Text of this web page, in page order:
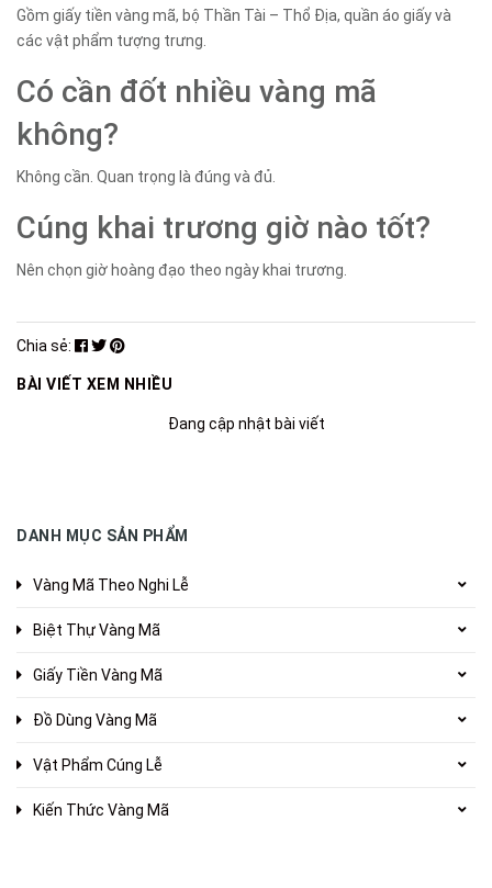
Gồm giấy tiền vàng mã, bộ Thần Tài – Thổ Địa, quần áo giấy và
các vật phẩm tượng trưng.
Có cần đốt nhiều vàng mã
không?
Không cần. Quan trọng là đúng và đủ.
Cúng khai trương giờ nào tốt?
Nên chọn giờ hoàng đạo theo ngày khai trương.
Chia sẻ:
BÀI VIẾT XEM NHIỀU
Đang cập nhật bài viết
DANH MỤC SẢN PHẨM
Vàng Mã Theo Nghi Lễ
Biệt Thự Vàng Mã
Giấy Tiền Vàng Mã
Đồ Dùng Vàng Mã
Vật Phẩm Cúng Lễ
Kiến Thức Vàng Mã